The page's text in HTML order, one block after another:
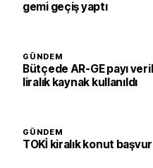
gemi geçiş yaptı
GÜNDEM
Bütçede AR-GE payı
liralık kaynak kullanıldı
GÜNDEM
TOKİ kiralık konut